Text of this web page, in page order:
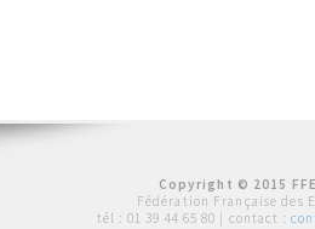
Copyright © 2015
Fédération Française des
tél : 01 39 44 65 80 | contact :